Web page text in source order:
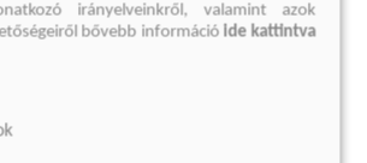
Az Évszakok sorozat 1. része
irányelveinkről, valamint azok
bővebb információ ide kattintva